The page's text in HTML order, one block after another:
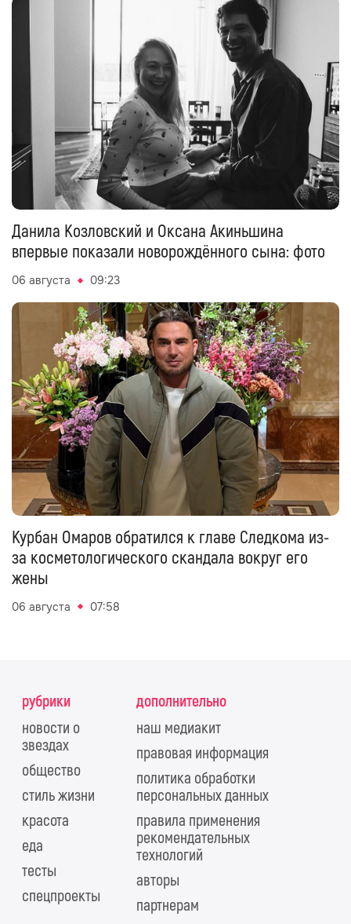
Данила Козловский и Оксана Акиньшина
впервые показали новорождённого сына: фото
06 августа 09:23
Курбан Омаров обратился к главе Следкома из-
за косметологического скандала вокруг его
жены
06 августа 07:58
рубрики
новости о
звездах
общество
стиль жизни
красота
еда
тесты
спецпроекты
дополнительно
наш медиакит
правовая информация
политика обработки
персональных данных
правила применения
рекомендательных
технологий
авторы
партнерам